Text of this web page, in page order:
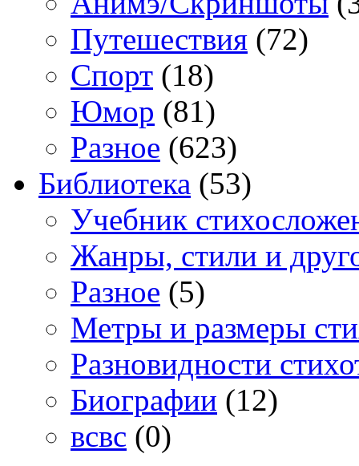
Путешествия (72)
Спорт (18)
Юмор (81)
Разное (623)
Библиотека (53)
Учебник
Жанры, стили и
Разное (5)
Метры и размеры
Разновидности
Биографии (12)
всвс (0)